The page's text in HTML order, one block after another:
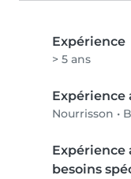
Expérience
> 5 ans
Expérience
Nourrisson •
Expérience
besoins